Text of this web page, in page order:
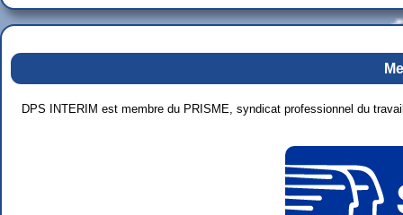
DPS INTERIM est membre du PRISME, syndicat professionnel du